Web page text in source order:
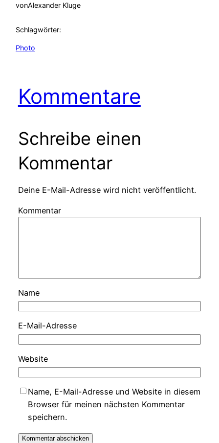
vonAlexander Kluge
Schlagwörter:
Photo
Kommentare
Schreibe einen
Kommentar
Deine E-Mail-Adresse wird nicht veröffentlicht.
Kommentar
Name
E-Mail-Adresse
Website
Name, E-Mail-Adresse und Website in diesem
Browser für meinen nächsten Kommentar
speichern.